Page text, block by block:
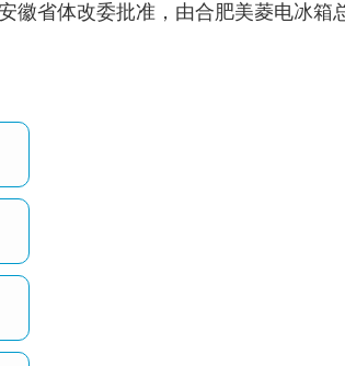
徽省体改委批准，由合肥美菱电冰